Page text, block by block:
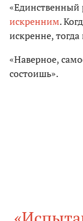
«Единственный
искренним.
искренне, тогда
«Наверное,
состоишь».